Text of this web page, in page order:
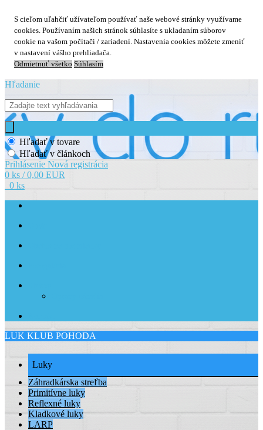
S cieľom uľahčiť užívateľom používať naše webové stránky využívame
cookies. Používaním našich stránok súhlasíte s ukladaním súborov
cookie na vašom počítači / zariadení. Nastavenia cookies môžete zmeniť
v nastavení vášho prehliadača.
Odmietnuť všetko Súhlasím
Hľadanie
Hľadať v tovare
Hľadať v článkoch
Prihlásenie Nová registrácia
0 ks / 0,00 EUR
0 ks
LUK KLUB POHODA
Luky
Záhradkárska streľba
Primitívne luky
Reflexné luky
Kladkové luky
LARP